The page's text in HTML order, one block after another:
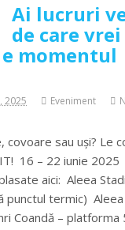
Ai lucruri
de care vrei
e momentul
2025 Eveniment
covoare sau uși? Le
16 – 22 iunie 2025
aici: Aleea
punctul termic) Aleea
Coandă – platforma